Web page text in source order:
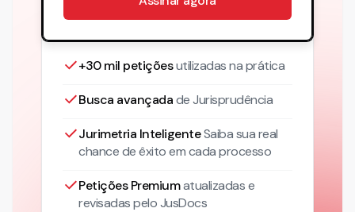
+30 mil petiçõesutilizadas na prática
Busca avançadade Jurisprudência
Jurimetria InteligenteSaiba sua real
chance de êxito em cada processo
Petições Premiumatualizadase
revisadas pelo JusDocs